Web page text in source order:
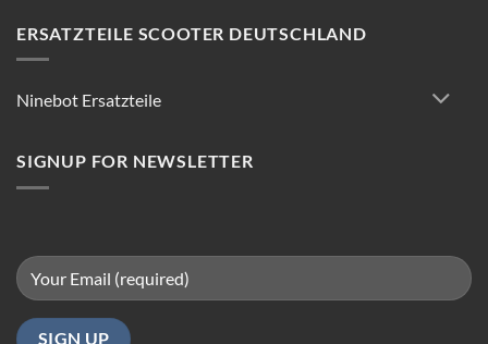
Reparatur:
ERSATZTEILE SCOOTER DEUTSCHLAND
Ninebot Ersatzteile
SIGNUP FOR NEWSLETTER